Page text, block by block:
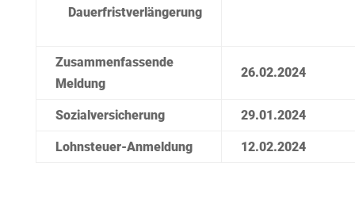
Dauerfristverlängerung
Zusammenfassende
Meldung
26.02.2024
Sozialversicherung 29.01.2024
Lohnsteuer-Anmeldung 12.02.2024